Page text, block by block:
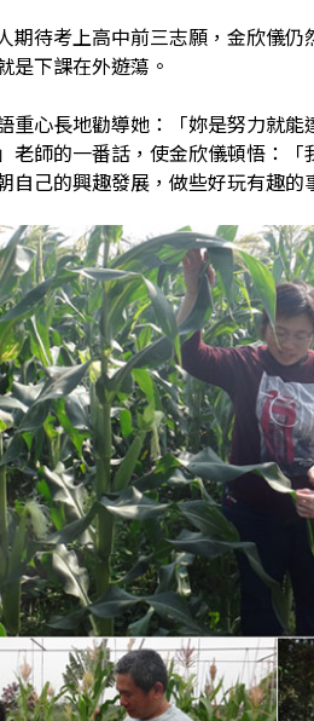
期待考上高中前三志願，金欣儀
是下課在外遊蕩。
重心長地勸導她：「妳是努力就
老師的一番話，使金欣儀頓悟：
自己的興趣發展，做些好玩有趣的